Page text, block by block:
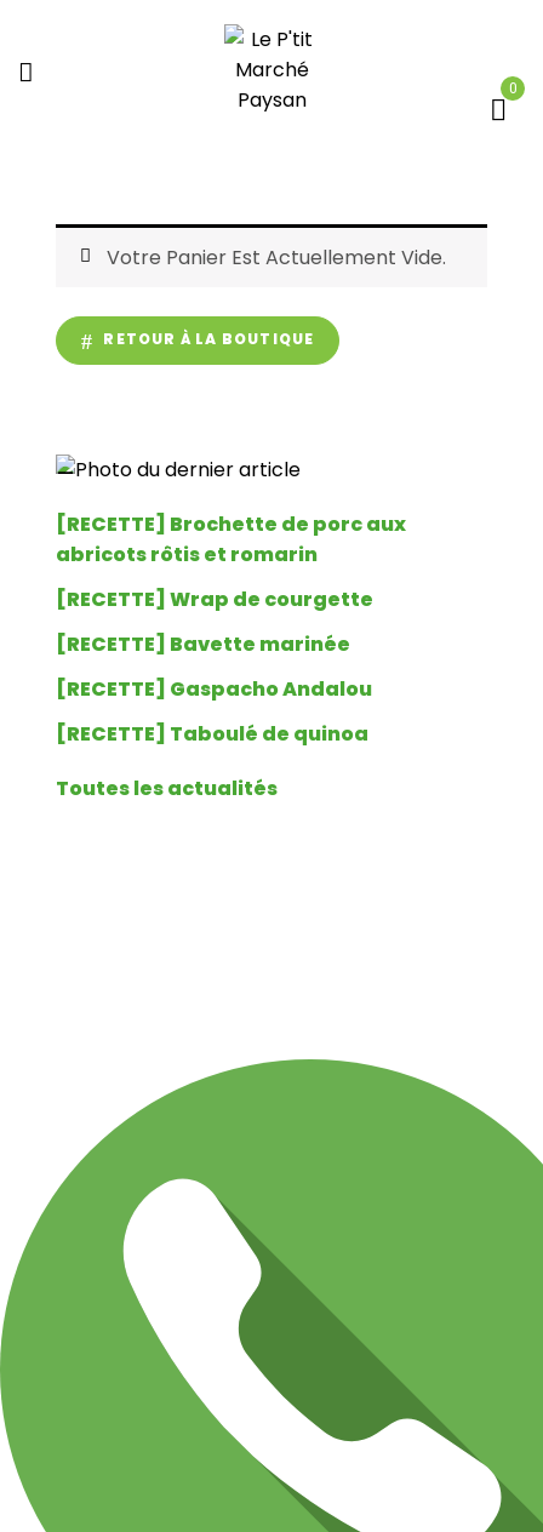
0
Votre Panier Est Actuellement Vide.
RETOUR À LA BOUTIQUE
_
[RECETTE] Brochette de porc aux
abricots rôtis et romarin
[RECETTE] Wrap de courgette
[RECETTE] Bavette marinée
[RECETTE] Gaspacho Andalou
[RECETTE] Taboulé de quinoa
Toutes les actualités